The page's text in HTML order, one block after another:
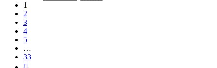
1
2
3
4
5
…
33